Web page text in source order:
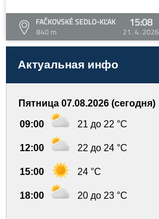
FAČKOVSKÉ SEDLO-KĽAK
840 m
15:08
21. 4. 2026
Актуальная инфо
Пятница 07.08.2026 (сегодня)
09:00 21 до 22 °C
12:00 22 до 24 °C
15:00 24 °C
18:00 20 до 23 °C